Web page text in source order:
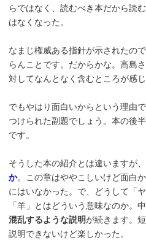
らではなく、読むべき本だから読
はなくなった。
なまじ権威ある指針が示されたの
らんことです。だからかな。高島
対してなんとなく含むところが感じ
でもやはり面白いからという理由
つけられた副題でしょう。本の後
です。
そうした本の紹介とは違いますが、
か。この章はややこしいけど面白
にはいなかった。で、どうして「
「羊」とはどういう意味なのか。
混乱するような説明が続きます。
説明できないけど楽しかった。